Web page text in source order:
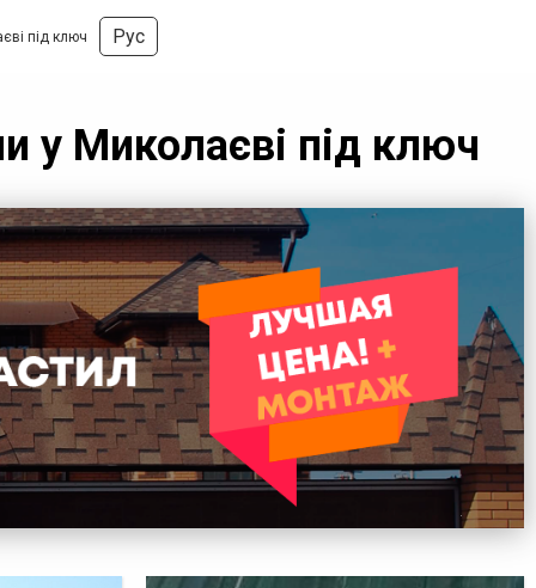
під ключ Рус
у Миколаєві під ключ